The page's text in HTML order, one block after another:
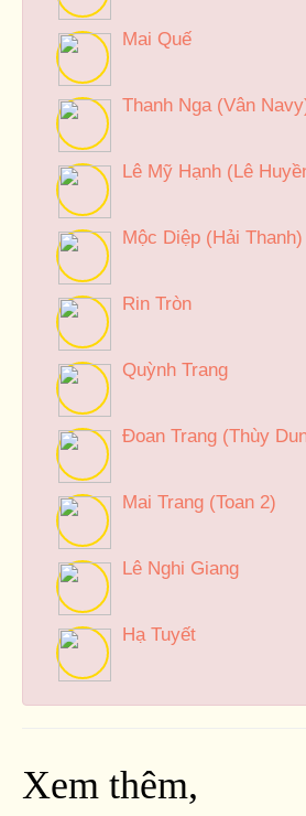
Mai Quế
Thanh Nga (Vân
Lê Mỹ Hạnh (Lê
Mộc Diệp (Hải Thanh)
Rin Tròn
Quỳnh Trang
Đoan Trang (Thùy
Mai Trang (Toan 2)
Lê Nghi Giang
Hạ Tuyết
Xem thêm,